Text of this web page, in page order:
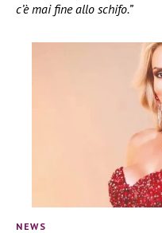
c’è mai fine allo schifo.”
NEWS